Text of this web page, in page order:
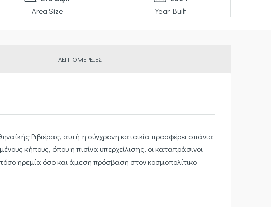
Area Size
Year Built
ΛΕΠΤΟΜΈΡΕΙΕΣ
Ριβιέρας, αυτή η σύγχρονη κατοικία προσφέρει σπάνια
κήπους, όπου η πισίνα υπερχείλισης, οι καταπράσινοι
ηρεμία όσο και άμεση πρόσβαση στον κοσμοπολίτικο